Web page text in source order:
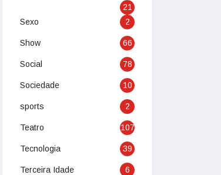
21
Sexo
2
Show 66
Social 78
Sociedade 10
sports 2
Teatro 107
Tecnologia 39
Terceira Idade 6